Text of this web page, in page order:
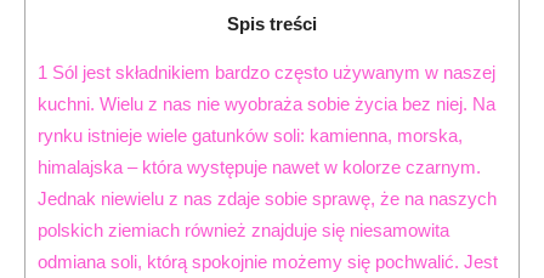
Spis treści
1 Sól jest składnikiem bardzo często używanym w naszej
kuchni. Wielu z nas nie wyobraża sobie życia bez niej. Na
rynku istnieje wiele gatunków soli: kamienna, morska,
himalajska – która występuje nawet w kolorze czarnym.
Jednak niewielu z nas zdaje sobie sprawę, że na naszych
polskich ziemiach również znajduje się niesamowita
odmiana soli, którą spokojnie możemy się pochwalić. Jest